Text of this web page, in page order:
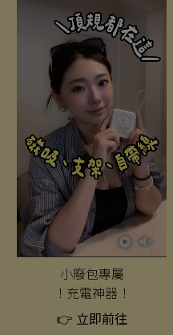
小廢包專屬
！充電神器！
👉 立即前往